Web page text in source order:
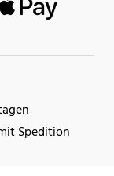
Spedition